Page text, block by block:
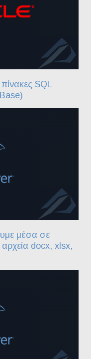
SQL
μέσα σε
docx, xlsx,